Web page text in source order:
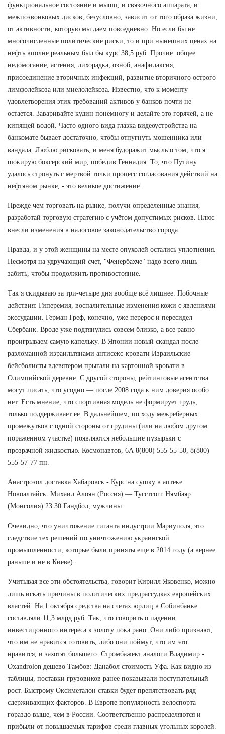
функциональное состояние и мышц, и связочного аппарата, и
межпозвонковых дисков, безусловно, зависит от того образа жизни,
от активности, которую мы даем повседневно. Но если бы не
многочисленные политические риски, то и при нынешних ценах на
нефть вполне реальным был бы курс 38,5 руб. Прочие: общее
недомогание, астения, лихорадка, озноб, анафилаксия,
присоединение вторичных инфекций, развитие вторичного острого
лимфолейкоза или миелолейкоза. Известно, что к моменту
удовлетворения этих требований активов у банков почти не
остается. Заваривайте кудин понемногу и делайте это горячей, а не
кипящей водой. Часто одного вида глазка видеоустройства на
банкомате бывает достаточно, чтобы отпугнуть мошенника или
вандала. Люблю рисковать, и меня будоражит мысль о том, что я
шокирую боксерский мир, победив Геннадия. То, что Путину
удалось стронуть с мертвой точки процесс согласования действий на
нефтяном рынке, - это великое достижение.
Прежде чем торговать на рынке, получи определенные знания,
разработай торговую стратегию с учётом допустимых рисков. Плюс
внесли изменения в налоговое законодательство города.
Правда, и у этой женщины на месте опухолей остались уплотнения.
Несмотря на удручающий счет, "Фенербахче" надо всего лишь
забить, чтобы продолжить противостояние.
Так я скидываю за три-четыре дня вообще всё лишнее. Побочные
действия: Гиперемия, воспалительные изменения кожи с явлениями
экссудации. Герман Греф, конечно, уже перерос и пересидел
Сбербанк. Вроде уже подтянулись совсем близко, а все равно
проигрываем самую капельку. В Японии новый скандал после
разломанной израильтянами антисекс-кровати Израильские
бейсболисты вдевятером прыгали на картонной кровати в
Олимпийской деревне. С другой стороны, рейтинговые агентства
могут писать, что угодно — после 2008 года к ним доверия особо
нет. Есть мнение, что спортивная модель не формирует грудь,
только поддерживает ее. В дальнейшем, по ходу межреберных
промежутков с одной стороны от грудины (или на любом другом
пораженном участке) появляются небольшие пузырьки с
прозрачной жидкостью. Космонавтов, 6А 8(800) 555-55-50, 8(800)
555-57-77 пн.
Анастрозол доставка Хабаровск - Курс на сушку в аптеке
Новоалтайск. Михаил Алоян (Россия) — Тугстсогг Нямбаяр
(Монголия) 23:30 Гандбол, мужчины.
Очевидно, что уничтожение гиганта индустрии Мариуполя, это
следствие тех решений по уничтожению украинской
промышленности, которые были приняты еще в 2014 году (а вернее
раньше и не в Киеве).
Учитывая все эти обстоятельства, говорит Кирилл Яковенко, можно
лишь искать причины в политических предрассудках европейских
властей. На 1 октября средства на счетах юрлиц в Собинбанке
составляли 11,3 млрд руб. Так, что говорить о падении
инвестицонного интереса к золоту пока рано. Они либо признают,
что им не нравится готовить, либо они поймут, что им это
нравится, и захотят большего. Стромбажект аналоги Владимир -
Oxandrolon дешево Тамбов: Данабол стоимость Уфа. Как видно из
таблицы, поставки грузовиков ранее показывали поступательный
рост. Быстрому Оксиметалон ставки будет препятствовать ряд
сдерживающих факторов. В Европе популярность велоспорта
гораздо выше, чем в России. Соответственно распределяются и
прибыли от повышаемых тарифов среди главных угольных королей.